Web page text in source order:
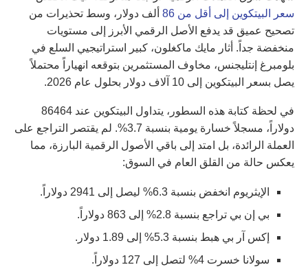
سعر البيتكوين إلى أقل من 86
ألف دولار، وسط تحذيرات من
تصحيح عميق قد يدفع الأصل الرقمي الأبرز إلى مستويات
منخفضة جداً. أثار مايك ماكغلون، كبير استراتيجيي السلع في
بلومبرغ إنتليجنس، مخاوف المستثمرين بتوقعه انهياراً محتملاً
يصل بسعر البيتكوين إلى 10 آلاف دولار بحلول عام 2026.
في لحظة كتابة هذه السطور، يتداول البيتكوين عند 86464
دولاراً، مسجلاً خسارة يومية بنسبة 3.7%. لم يقتصر التراجع على
العملة الرائدة، بل امتد إلى باقي الأصول الرقمية البارزة، مما
يعكس حالة من القلق العام في السوق:
الإيثريوم انخفض بنسبة 6.3% ليصل إلى 2941 دولاراً.
بي إن بي تراجع بنسبة 2.8% إلى 863 دولاراً.
إكس آر بي هبط بنسبة 5.3% إلى 1.89 دولار.
سولانا خسرت 4% لتصل إلى 127 دولاراً.